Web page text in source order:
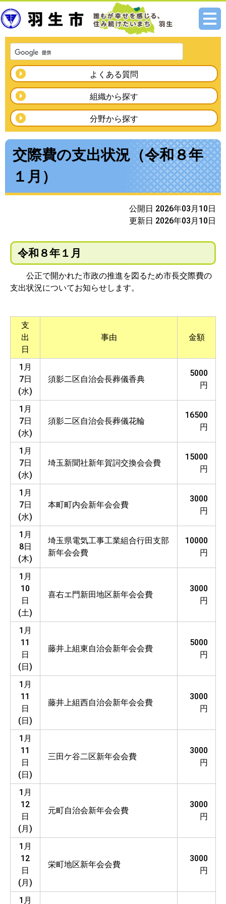
メニ
よくある質問
組織から探す
分野から探す
交際費の支出状況（令和８年
１月）
公開日 2026年03月10日
更新日 2026年03月10日
令和８年１月
公正で開かれた市政の推進を図るため市長交際費の
支出状況についてお知らせします。
支
出
日
事由 金額
1月
7日
(水)
須影二区自治会長葬儀香典
5000
円
1月
7日
(水)
須影二区自治会長葬儀花輪
16500
円
1月
7日
(水)
埼玉新聞社新年賀詞交換会会費
15000
円
1月
7日
(水)
本町町内会新年会会費
3000
円
1月
8日
(木)
埼玉県電気工事工業組合行田支部
新年会会費
10000
円
1月
10
日
(土)
喜右エ門新田地区新年会会費
3000
円
1月
11
日
(日)
藤井上組東自治会新年会会費
5000
円
1月
11
日
(日)
藤井上組西自治会新年会会費
3000
円
1月
11
日
(日)
三田ケ谷二区新年会会費
3000
円
1月
12
日
(月)
元町自治会新年会会費
3000
円
1月
12
日
(月)
栄町地区新年会会費
3000
円
1月